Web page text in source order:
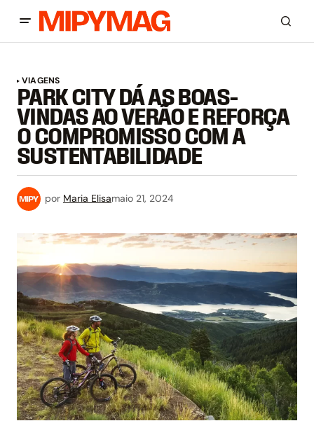
VIAGENS
PARK CITY DÁ AS BOAS-
VINDAS AO VERÃO E REFORÇA
O COMPROMISSO COM A
SUSTENTABILIDADE
por Maria Elisamaio 21, 2024